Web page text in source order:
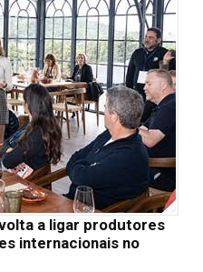
a ligar produtores
internacionais no